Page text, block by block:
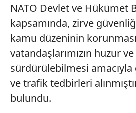
NATO Devlet ve Hükümet
kapsamında, zirve
kamu düzeninin
vatandaşlarımızın huzur
sürdürülebilmesi
ve trafik tedbirleri
bulundu.